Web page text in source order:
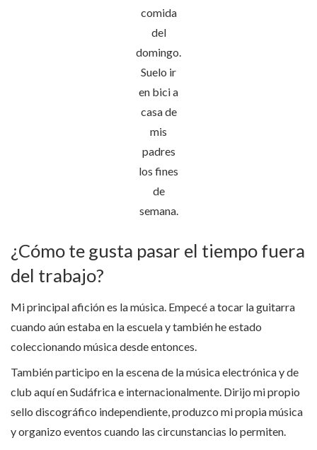
comida
del
domingo.
Suelo ir
en bici a
casa de
mis
padres
los fines
de
semana.
¿Cómo te gusta pasar el tiempo fuera
del trabajo?
Mi principal afición es la música. Empecé a tocar la guitarra
cuando aún estaba en la escuela y también he estado
coleccionando música desde entonces.
También participo en la escena de la música electrónica y de
club aquí en Sudáfrica e internacionalmente. Dirijo mi propio
sello discográfico independiente, produzco mi propia música
y organizo eventos cuando las circunstancias lo permiten.